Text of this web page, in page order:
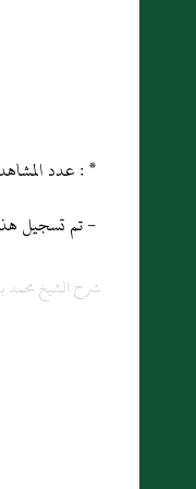
* : عدد المشاهدات و التنزيل منذ 21 ماي
- تم تسجيل هذه
شرح الشيخ محمد